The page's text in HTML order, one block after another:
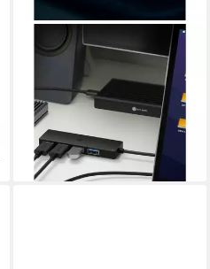
ICY BOX
Laptop-Dockingstation ICY
BOX IB-HUB1424-C3, USB-
Hub
30,02 €
lieferbar - in 4-5 Werktagen bei dir